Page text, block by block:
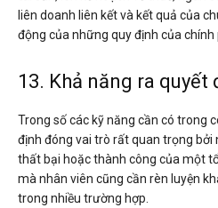
liên doanh liên kết và kết quả của
động của những quy định của chính
13. Khả năng ra quyết
Trong số các kỹ năng cần có trong
định đóng vai trò rất quan trọng bởi
thất bại hoặc thành công của một
mà nhân viên cũng cần rèn luyện
trong nhiều trường hợp.